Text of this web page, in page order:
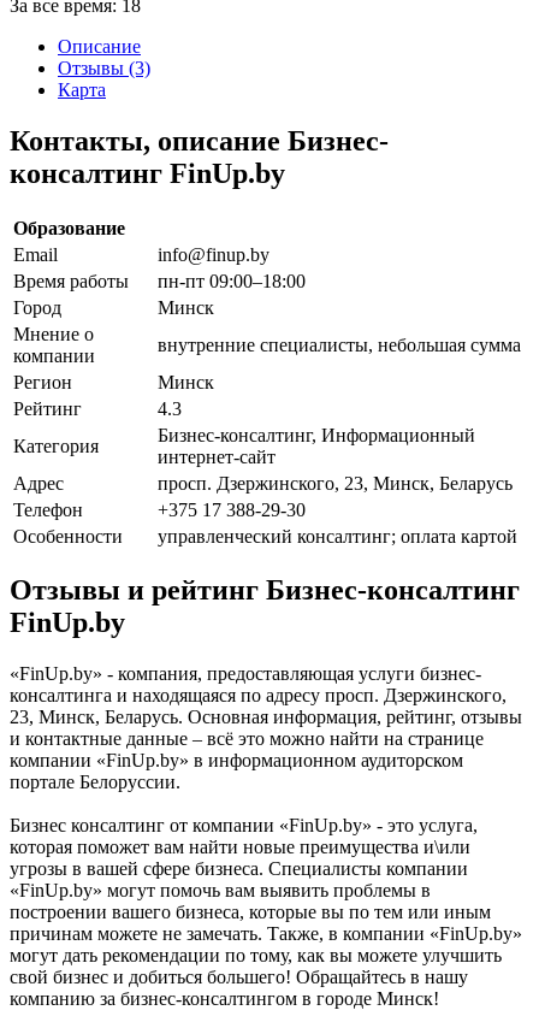
За все время: 18
Описание
Отзывы (3)
Карта
Контакты, описание Бизнес-
консалтинг FinUp.by
Образование
Email
info@finup.by
Время работы
пн-пт 09:00–18:00
Город
Минск
Мнение о
компании
внутренние специалисты, небольшая сумма
Регион
Минск
Рейтинг
4.3
Категория
Бизнес-консалтинг, Информационный
интернет-сайт
Адрес
просп. Дзержинского, 23, Минск, Беларусь
Телефон
+375 17 388-29-30
Особенности
управленческий консалтинг; оплата картой
Отзывы и рейтинг Бизнес-консалтинг
FinUp.by
«FinUp.by» - компания, предоставляющая услуги бизнес-
консалтинга и находящаяся по адресу просп. Дзержинского,
23, Минск, Беларусь. Основная информация, рейтинг, отзывы
и контактные данные – всё это можно найти на странице
компании «FinUp.by» в информационном аудиторском
портале Белоруссии.
Бизнес консалтинг от компании «FinUp.by» - это услуга,
которая поможет вам найти новые преимущества и\или
угрозы в вашей сфере бизнеса. Специалисты компании
«FinUp.by» могут помочь вам выявить проблемы в
построении вашего бизнеса, которые вы по тем или иным
причинам можете не замечать. Также, в компании «FinUp.by»
могут дать рекомендации по тому, как вы можете улучшить
свой бизнес и добиться большего! Обращайтесь в нашу
компанию за бизнес-консалтингом в городе Минск!